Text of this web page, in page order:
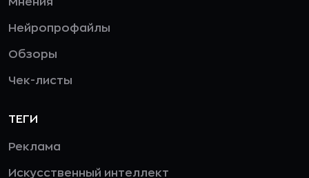
Мнения
Нейропрофайлы
Обзоры
Чек-листы
ТЕГИ
Реклама
Искусственный интеллект